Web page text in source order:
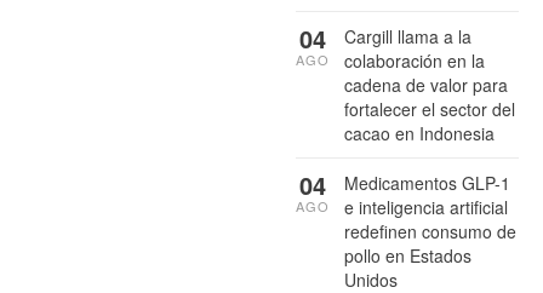
Cargill llama a la
colaboración en la
cadena de valor para
fortalecer el sector del
cacao en Indonesia
04
AGO
Medicamentos GLP-1
e inteligencia artificial
redefinen consumo de
pollo en Estados
Unidos
04
AGO